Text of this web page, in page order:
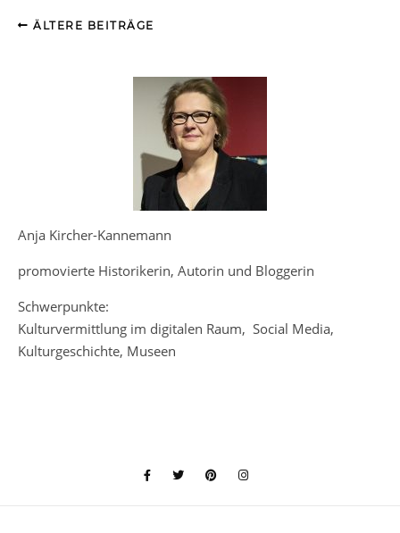
ÄLTERE BEITRÄGE
Anja Kircher-Kannemann
promovierte Historikerin, Autorin und Bloggerin
Schwerpunkte:
Kulturvermittlung im digitalen Raum, Social Media,
Kulturgeschichte, Museen